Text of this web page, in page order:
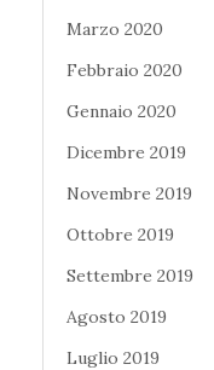
Marzo 2020
Febbraio 2020
Gennaio 2020
Dicembre 2019
Novembre 2019
Ottobre 2019
Settembre 2019
Agosto 2019
Luglio 2019